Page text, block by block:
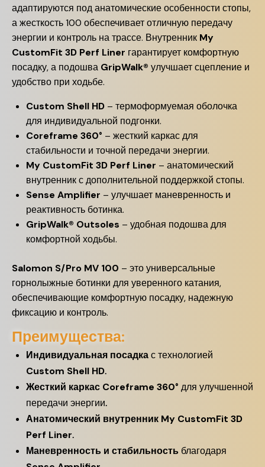
адаптируются под анатомические особенности стопы,
а жесткость 100 обеспечивает отличную передачу
энергии и контроль на трассе. Внутренник My
CustomFit 3D Perf Liner гарантирует комфортную
посадку, а подошва GripWalk® улучшает сцепление и
удобство при ходьбе.
Custom Shell HD – термоформуемая оболочка
для индивидуальной подгонки.
Coreframe 360° – жесткий каркас для
стабильности и точной передачи энергии.
My CustomFit 3D Perf Liner – анатомический
внутренник с дополнительной поддержкой стопы.
Sense Amplifier – улучшает маневренность и
реактивность ботинка.
GripWalk® Outsoles – удобная подошва для
комфортной ходьбы.
Salomon S/Pro MV 100 – это универсальные
горнолыжные ботинки для уверенного катания,
обеспечивающие комфортную посадку, надежную
фиксацию и контроль.
Преимущества:
Индивидуальная посадкас технологией
Custom Shell HD.
Жесткий каркас Coreframe 360° для улучшенной
передачи энергии.
Анатомический внутренник My CustomFit 3D
Perf Liner.
Маневренность и стабильность благодаря